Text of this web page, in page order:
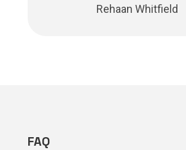
Rehaan Whitfield
FAQ